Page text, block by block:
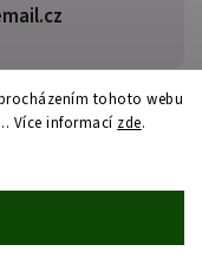
tohoto webu
Více informací zde.
práva vyhrazena.